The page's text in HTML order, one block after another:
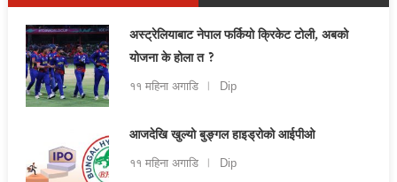
अस्ट्रेलियाबाट नेपाल फर्कियो क्रिकेट टोली, अबको
योजना के होला त ?
११ महिना अगाडि Dip
आजदेखि खुल्यो बुङ्गल हाइड्रोको आईपीओ
११ महिना अगाडि Dip